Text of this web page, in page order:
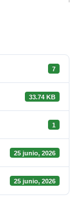
7
33.74 KB
1
25 junio, 2026
25 junio, 2026